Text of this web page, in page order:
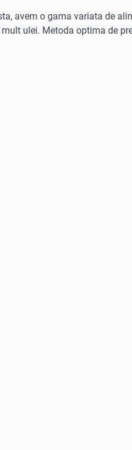
avem o gama variata de
ulei. Metoda optima de